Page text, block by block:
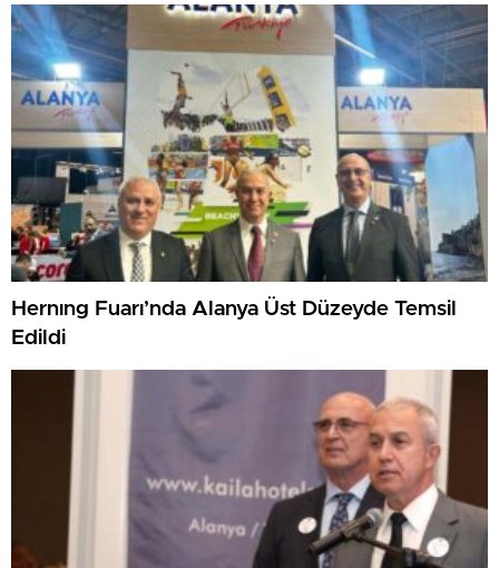
Hernıng Fuarı’nda Alanya Üst Düzeyde Temsil
Edildi